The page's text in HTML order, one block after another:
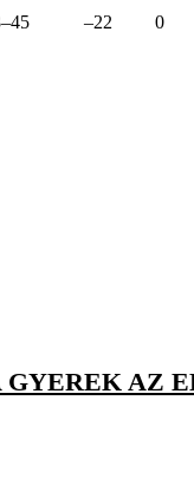
–22 0
AZ